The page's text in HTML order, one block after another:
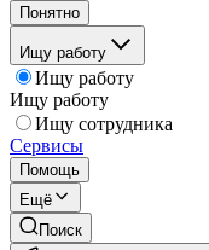
Понятно
Ищу работу
Ищу работу
Ищу работу
Ищу сотрудника
Сервисы
Помощь
Ещё
Поиск